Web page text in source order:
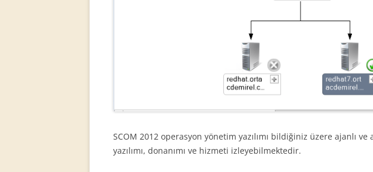
SCOM 2012 operasyon yönetim yazılımı bildiğiniz üzere ajanlı ve
yazılımı, donanımı ve hizmeti izleyebilmektedir.